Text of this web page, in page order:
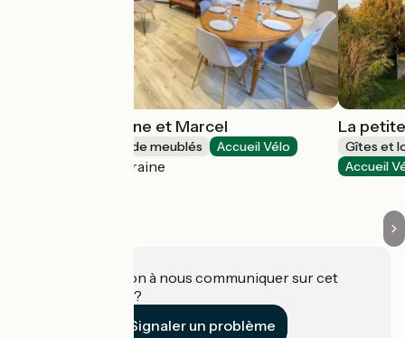
Au Gîte de Jeanne et Marcel
Gîtes et locations de meublés Accueil Vélo
Civray-de-Touraine
La
Gîtes et
Accueil
Une information à nous communiquer sur cet
établissement ?
Signaler un problème